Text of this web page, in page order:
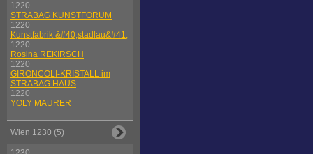
1220
STRABAG KUNSTFORUM
1220
Kunstfabrik &#40;stadlau&#41;
1220
Rosina REKIRSCH
1220
GIRONCOLI-KRISTALL im
STRABAG HAUS
1220
YOLY MAURER
Wien 1230 (5)